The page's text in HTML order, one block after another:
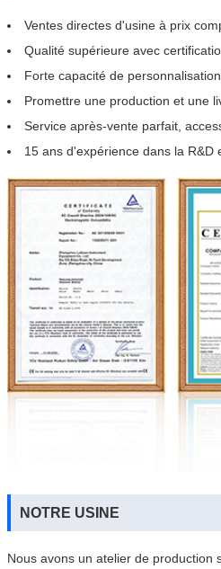
Ventes directes d'usine à prix
Qualité supérieure avec
Forte capacité de
Promettre une production et une
Service après-vente parfait,
15 ans d'expérience dans la R&D
NOTRE USINE
Nous avons un atelier de